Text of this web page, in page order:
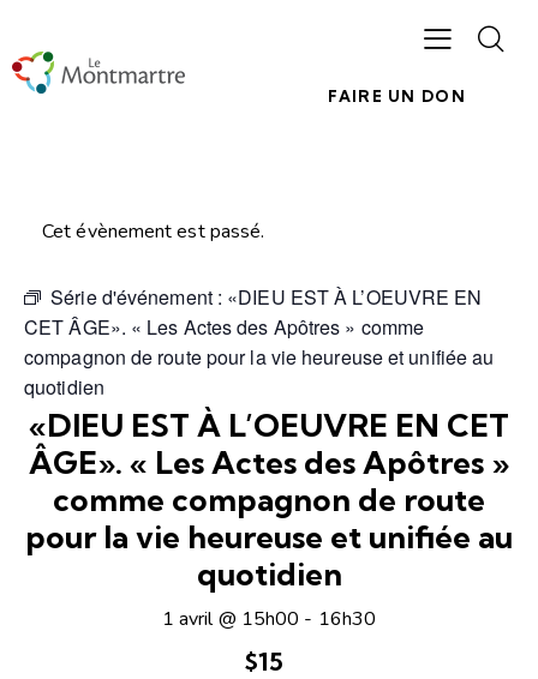
FAIRE UN DON
Cet évènement est passé.
Série d'événement : «DIEU EST À L’OEUVRE EN
CET ÂGE». « Les Actes des Apôtres » comme
compagnon de route pour la vie heureuse et unifiée au
quotidien
«DIEU EST À L’OEUVRE EN CET
ÂGE». « Les Actes des Apôtres »
comme compagnon de route
pour la vie heureuse et unifiée au
quotidien
1 avril @ 15h00 - 16h30
$15